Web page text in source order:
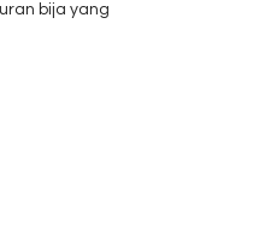
bija yang